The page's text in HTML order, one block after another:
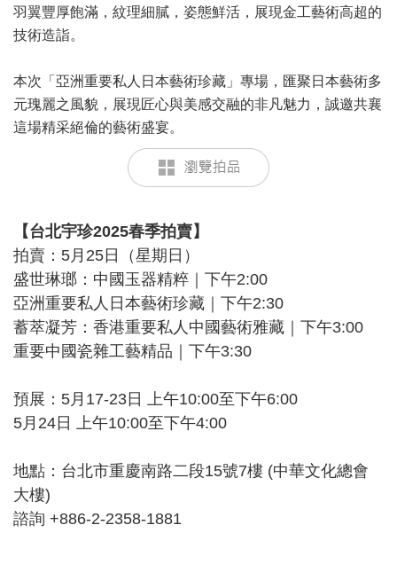
羽翼豐厚飽滿，紋理細膩，姿態鮮活，展現金工藝術高超的
技術造詣。
本次「亞洲重要私人日本藝術珍藏」專場，匯聚日本藝術多
元瑰麗之風貌，展現匠心與美感交融的非凡魅力，誠邀共襄
這場精采絕倫的藝術盛宴。
【台北宇珍2025春季拍賣】
拍賣：5月25日（星期日）
盛世琳瑯：中國玉器精粹｜下午2:00
亞洲重要私人日本藝術珍藏｜下午2:30
蓄萃凝芳：香港重要私人中國藝術雅藏｜下午3:00
重要中國瓷雜工藝精品｜下午3:30
預展：5月17-23日 上午10:00至下午6:00
5月24日 上午10:00至下午4:00
地點：台北市重慶南路二段15號7樓 (中華文化總會
大樓)
諮詢 +886-2-2358-1881